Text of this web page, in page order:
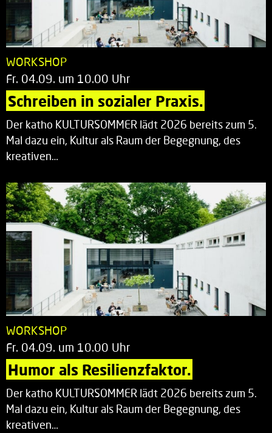
WORKSHOP
Fr. 04.09. um 10.00 Uhr
Schreiben in sozialer Praxis.
Der katho KULTURSOMMER lädt 2026 bereits zum 5.
Mal dazu ein, Kultur als Raum der Begegnung, des
kreativen…
WORKSHOP
Fr. 04.09. um 10.00 Uhr
Humor als Resilienzfaktor.
Der katho KULTURSOMMER lädt 2026 bereits zum 5.
Mal dazu ein, Kultur als Raum der Begegnung, des
kreativen…